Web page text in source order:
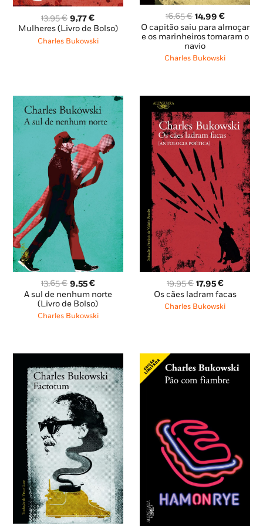
13,95€ O
preço
original
9,77€O
preço
atual
Mulheres (Livro de Bolso)
Charles Bukowski
16,65€ O
preço
original
era:
16,65 €.
14,99 €O
preço
atual
14,99 €.
O capitão saiu para almoçar
e os marinheiros tomaram o
navio
Charles Bukowski
13,65€ O
preço
original
era:
9,55€O
preço
atual
é:
A sul de nenhum norte
(Livro de Bolso)
Charles Bukowski
19,95€ O
preço
original
17,95€O
preço
atual
Os cães ladram facas
Charles Bukowski